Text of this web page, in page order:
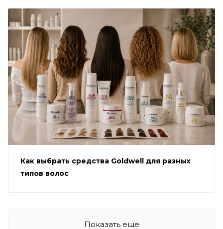
Как выбрать средства Goldwell для разных
типов волос
Показать еще